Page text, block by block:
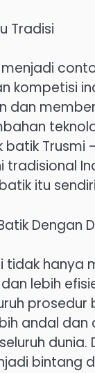
Tradisi
kompetisi
itu
Dengan
tidak
lebih
andal
bintang